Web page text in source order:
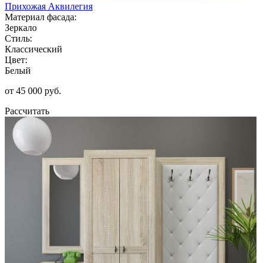
Прихожая Аквилегия
Материал фасада:
Зеркало
Стиль:
Классический
Цвет:
Белый
от 45 000 руб.
Рассчитать